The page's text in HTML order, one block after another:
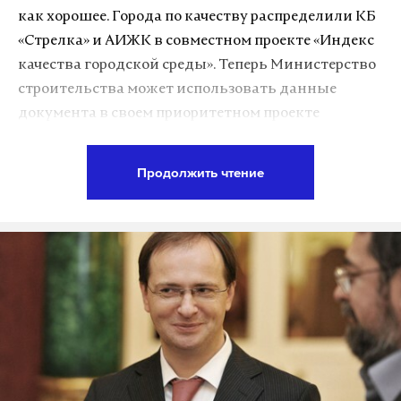
провокацией, указав, что удар по базе был
целенаправленным, а слова о применении
правительством химического оружия лишь
прикрытием для нее.
В конце июня ОЗХО подтвердила применение
химоружия в Сирии, выпустив доклад, согласно
Фото: © GLOBAL LOOK press/Central Intelligence
Подпишитесь на Daily Storm в
работает там, где тормозит интернет.
как хорошее. Города по качеству распределили КБ
«Стрелка» и АИЖК в совместном проекте «Индекс
качества городской среды». Теперь Министерство
строительства может использовать данные
документа в своем приоритетном проекте
города. Оценка проводилась по нескольким
показателям, в том числе были оценены жилые
дома и придомовая территория, количество
лесопарковых и социально-досуговых зон,
бизнес-центров, а также общегородское
пространство в целом. Баллы начислялись из
подпунктов «Комфорт», «Безопасность»,
Продолжить чтение